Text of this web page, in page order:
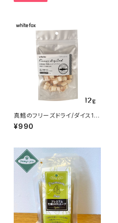
真鱈のフリーズドライ/ダイス12
g whitefox
¥990